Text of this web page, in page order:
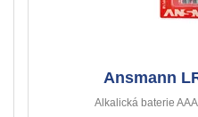
Ansmann
Alkalická baterie